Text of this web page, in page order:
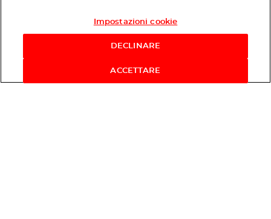
Impostazioni cookie
DECLINARE
ACCETTARE